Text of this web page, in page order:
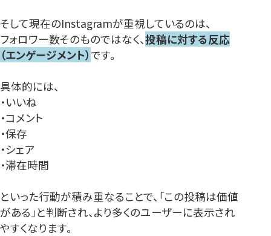
そして現在のInstagramが重視しているのは、
フォロワー数そのものではなく、投稿に対する反応
（エンゲージメント）です。
具体的には、
・いいね
・コメント
・保存
・シェア
・滞在時間
といった行動が積み重なることで、「この投稿は価値
がある」と判断され、より多くのユーザーに表示され
やすくなります。